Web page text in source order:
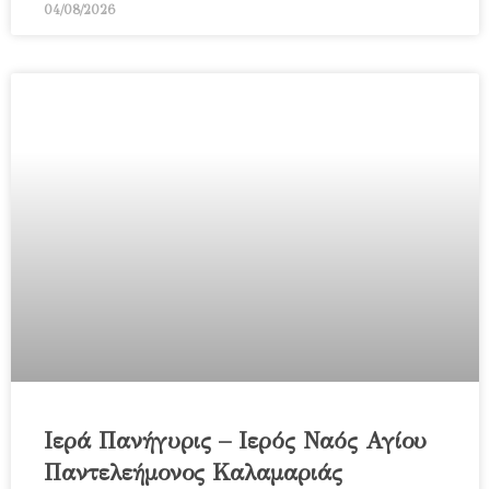
04/08/2026
Ιερά Πανήγυρις – Ιερός Ναός Αγίου
Παντελεήμονος Καλαμαριάς